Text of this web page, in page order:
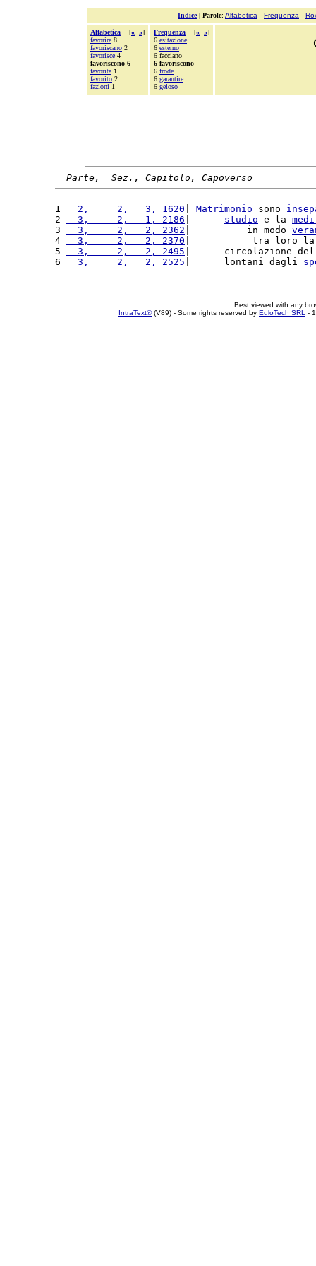
Indice| Parole: Alfabetica - Frequenza -
Alfabetica [« »]
favorire 8
favoriscano 2
favorisce 4
favoriscono 6
favorita 1
favorito 2
fazioni 1
Frequenza [« »]
6 esitazione
6 esterno
6 facciano
6 favoriscono
6 frode
6 garantire
6 geloso
Parte,  Sez., Capitolo, Capoverso
1
  2,     2,   3, 1620
Matrimonio sono
2
  3,     2,   1, 2186
studio e la
3
  3,     2,   2, 2362
|          in modo
4
  3,     2,   2, 2370
|           tra loro
5
  3,     2,   2, 2495
|      circolazione
6
  3,     2,   2, 2525
|      lontani dagli
Best viewed with any
IntraText®(V89) - Some rights reserved by EuloTech SRL -